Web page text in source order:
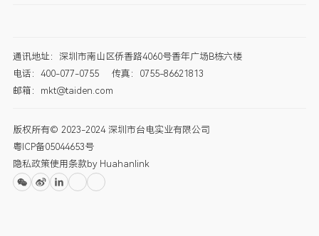
通讯地址：深圳市南山区侨香路4060号香年广场B栋六楼
电话：400-077-0755
传真：0755-86621813
邮箱：mkt@taiden.com
版权所有© 2023-2024 深圳市台电实业有限公司
粤ICP备05044653号
隐私政策使用条款 by Huahanlink